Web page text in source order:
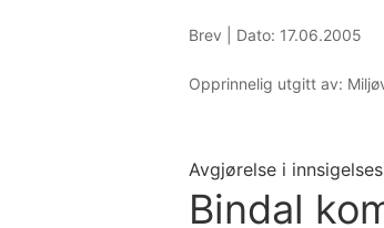
Brev | Dato: 17.06.2005
Opprinnelig utgitt av:
Avgjørelse i
Bindal